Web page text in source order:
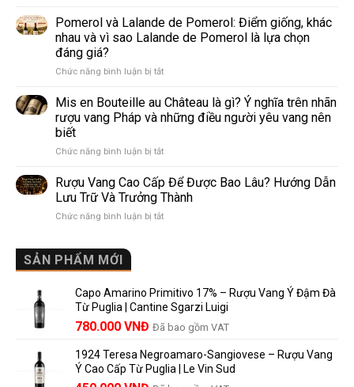
vang
phổ
thế
Và
Sparkling
Wine
Nhau
Thế
Nào?
So
Dễ
Hiểu
Người
Pomerol và Lalande de Pomerol: Điểm giống, khác
nhau và vì sao Lalande de Pomerol là lựa chọn
đáng giá?
Chức năng bình luận bị tắtở
và
Lalande
de
Điểm
khác
nhau
vì
lựa
chọn
đáng
Mis en Bouteille au Château là gì? Ý nghĩa trên nhãn
rượu vang Pháp và những điều người yêu vang nên
biết
Chức năng bình luận bị tắtở
en
Bouteille
au
Château
nhãn
rượu
vang
và
những
Rượu Vang Cao Cấp Để Được Bao Lâu? Hướng Dẫn
Lưu Trữ Và Trưởng Thành
Chức năng bình luận bị tắtở
Được
Bao
Lâu?
Dẫn
Lưu
Trữ
SẢN PHẨM MỚI
Capo Amarino Primitivo 17% – Rượu Vang Ý Đậm Đà
Từ Puglia | Cantine Sgarzi Luigi
Giá
là:
858.000 VNĐ.
780.000 VNĐ Giá
tại
là:
Đã bao gồm VAT
1924 Teresa Negroamaro-Sangiovese – Rượu Vang
Ý Cao Cấp Từ Puglia | Le Vin Sud